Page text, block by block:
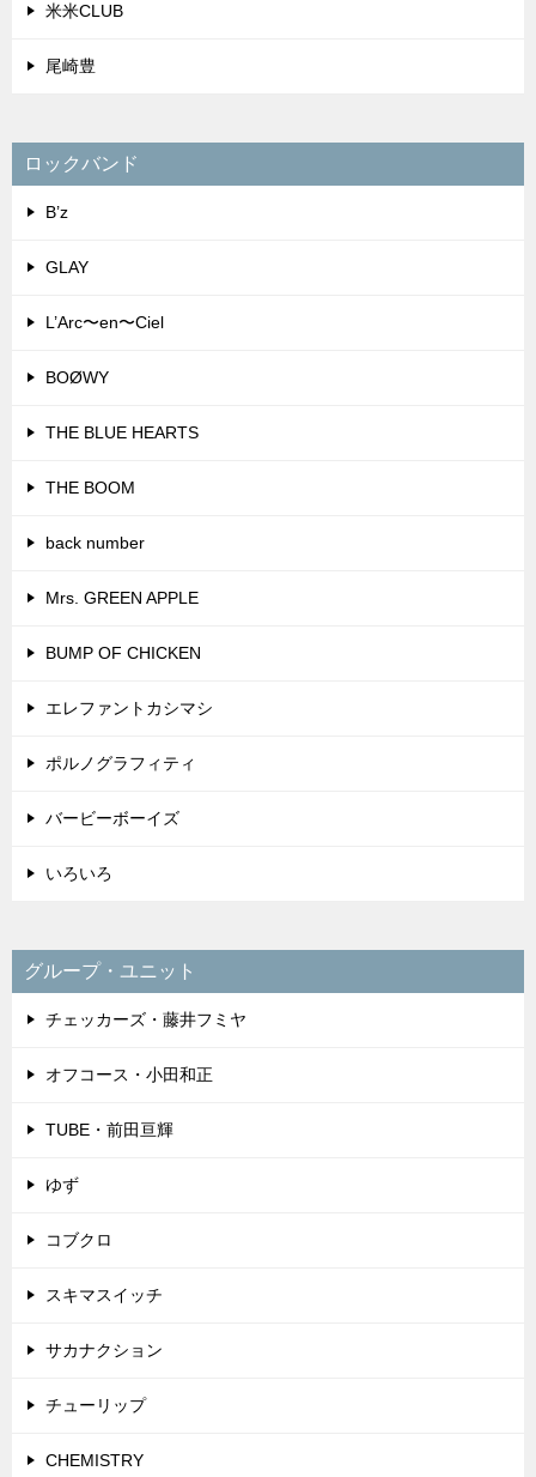
米米CLUB
尾崎豊
ロックバンド
B’z
GLAY
L’Arc〜en〜Ciel
BOØWY
THE BLUE HEARTS
THE BOOM
back number
Mrs. GREEN APPLE
BUMP OF CHICKEN
エレファントカシマシ
ポルノグラフィティ
バービーボーイズ
いろいろ
グループ・ユニット
チェッカーズ・藤井フミヤ
オフコース・小田和正
TUBE・前田亘輝
ゆず
コブクロ
スキマスイッチ
サカナクション
チューリップ
CHEMISTRY